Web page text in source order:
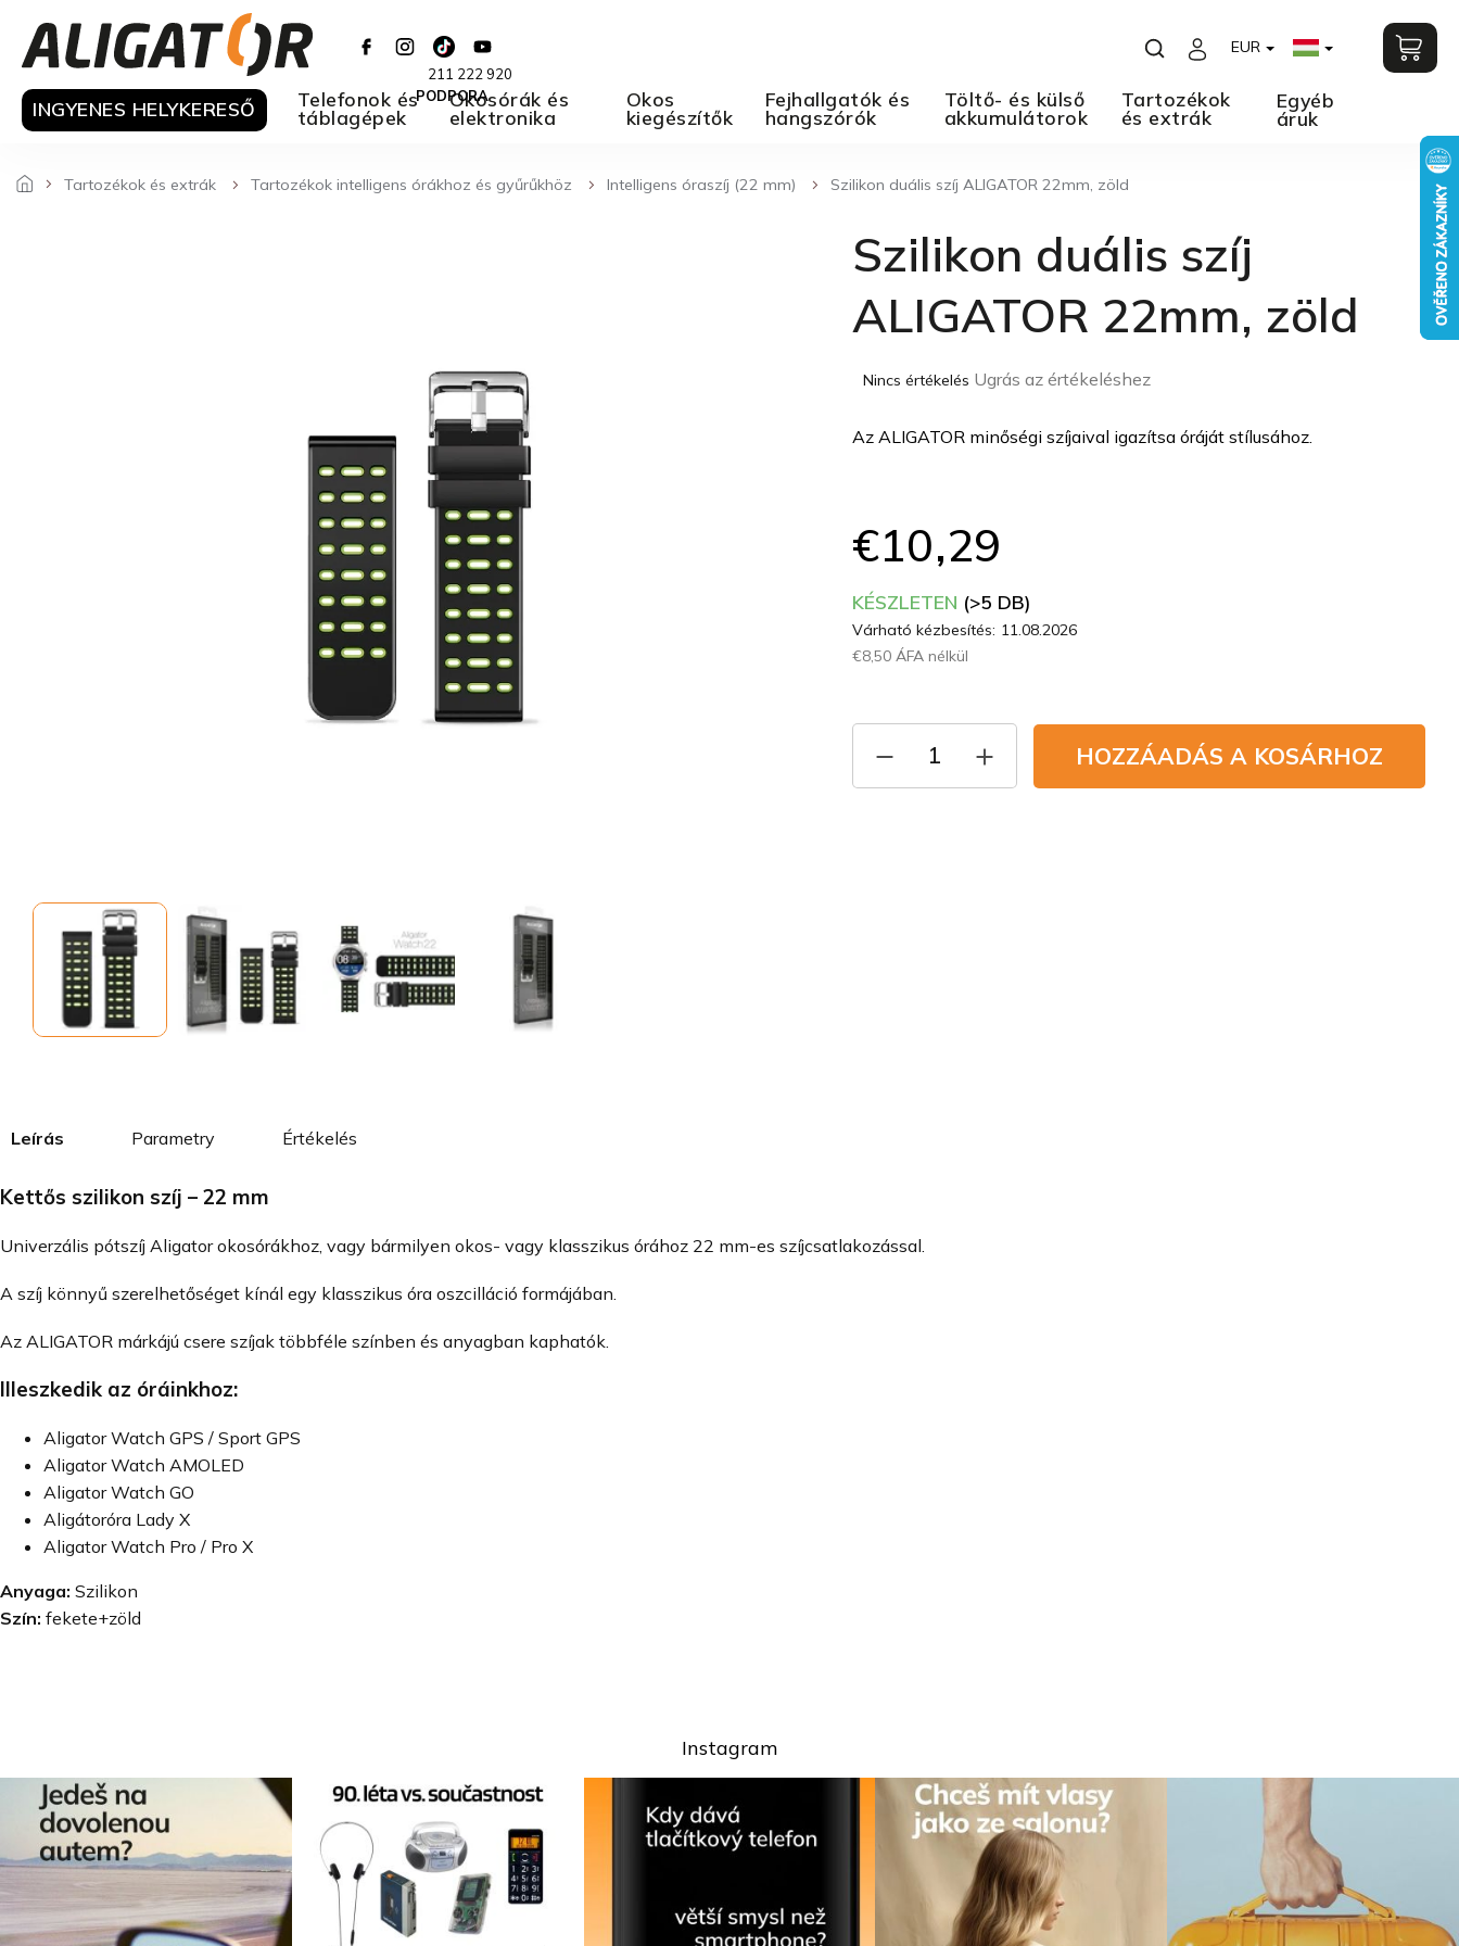
211 222 920
PODPORA
EUR
INGYENES HELYKERESŐ Telefonok és
táblagépek
Okosórák és
elektronika
Okos
kiegészítők
Fejhallgatók és
hangszórók
Töltő- és külső
akkumulátorok
Tartozékok
és extrák
Egyéb
áruk
Tartozékok és extrák Tartozékok intelligens órákhoz és gyűrűkhöz Intelligens óraszíj (22 mm) Szilikon duális szíj ALIGATOR 22mm, zöld
Szilikon duális szíj
ALIGATOR 22mm, zöld
A
átlagos
értékelése
csillag.
Nincs értékelés Ugrás az értékeléshez
€10,29
KÉSZLETEN (>5 DB)
Várható kézbesítés: 11.08.2026
€8,50 ÁFA nélkül
HOZZÁADÁS A KOSÁRHOZ
Az ALIGATOR minőségi szíjaival igazítsa óráját stílusához.
Leírás Parametry Értékelés
Kettős szilikon szíj – 22 mm
Univerzális pótszíj Aligator okosórákhoz, vagy bármilyen okos- vagy klasszikus órához 22 mm-es szíjcsatlakozással.
A szíj könnyű szerelhetőséget kínál egy klasszikus óra oszcilláció formájában.
Az ALIGATOR márkájú csere szíjak többféle színben és anyagban kaphatók.
Illeszkedik az óráinkhoz:
Aligator Watch GPS / Sport GPS
Aligator Watch AMOLED
Aligator Watch GO
Aligátoróra Lady X
Aligator Watch Pro / Pro X
Anyaga: Szilikon
Szín: fekete+zöld
Instagram